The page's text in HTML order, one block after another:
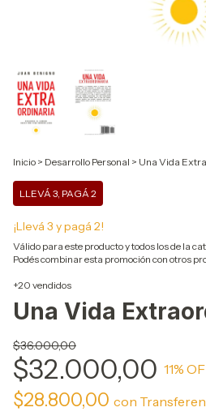
Inicio > Desarrollo Personal > Una Vida
LLEVÁ 3, PAGÁ 2
¡Llevá 3 y pagá 2!
Válido para este producto y todos los de la
Podés combinar esta promoción con otros
+20 vendidos
Una Vida
$36.000,00
$32.000,00 11%
$28.800,00 con